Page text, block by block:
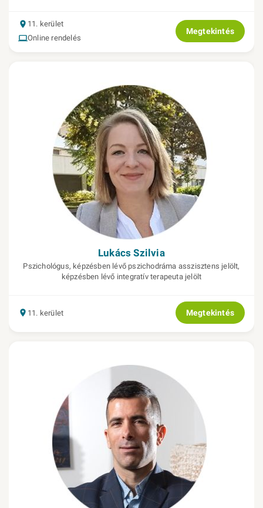
11. kerület
Online rendelés
Megtekintés
Lukács Szilvia
Pszichológus, képzésben lévő pszichodráma asszisztens jelölt,
képzésben lévő integratív terapeuta jelölt
11. kerület Megtekintés